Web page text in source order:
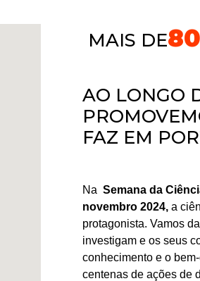
MAIS DE
AO LONGO
FAZ EM
Na Semana da
novembro 2024, a
protagonista. Vamos
investigam e os seus
conhecimento e o
centenas de ações de